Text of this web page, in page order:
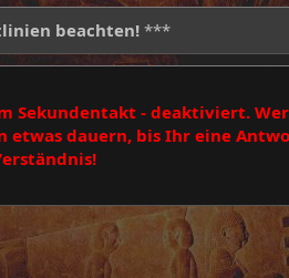
beachten! ***
- deaktiviert.
etwas dauern, bis Ihr eine